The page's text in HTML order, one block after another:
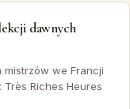
dawnych
we Francji
Riches Heures